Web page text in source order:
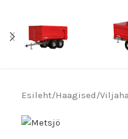
Esileht/Haagised/